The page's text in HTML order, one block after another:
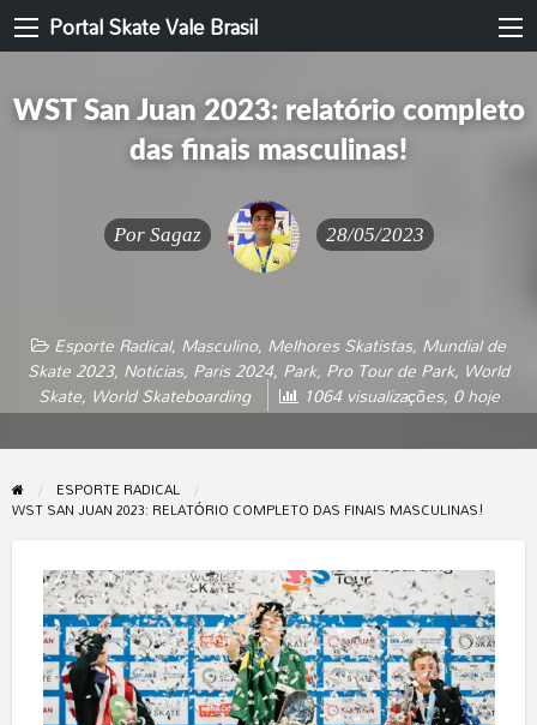
Portal Skate Vale Brasil
WST San Juan 2023: relatório completo
das finais masculinas!
Por Sagaz 28/05/2023
Esporte Radical, Masculino, Melhores Skatistas, Mundial de
Skate 2023, Noticias, Paris 2024, Park, Pro Tour de Park, World
Skate, World Skateboarding 1064 visualizações, 0 hoje
ESPORTE RADICAL
WST SAN JUAN 2023: RELATÓRIO COMPLETO DAS FINAIS MASCULINAS!